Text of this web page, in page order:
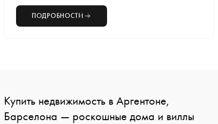
ПОДРОБНОСТИ
Купить недвижимость в Аргентоне,
Барселона — роскошные дома и виллы